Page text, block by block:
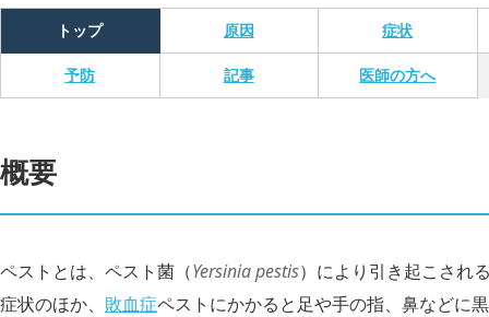
トップ 原因 症状
予防 記事 医師の方へ
概要
ペストとは、ペスト菌（Yersinia pestis）により引き起こされ
症状のほか、 敗血症ペストにかかると足や手の指、鼻などに